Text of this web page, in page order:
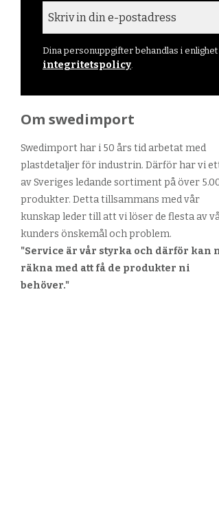
Dina personuppgifter behandlas i
integritetspolicy
Om swedimport
Swedimport har i 50 års tid arbetat med
plastdetaljer för industrin. Därför har vi
av Sveriges ledande sortiment på över
produkter. Detta tillsammans med vår
kunskap leder till att vi löser de flesta av
kunders önskemål och problem.
"Service är vår styrka och därför kan
räkna med att få de produkter ni
behöver."